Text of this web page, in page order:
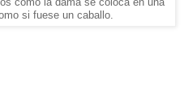
si fuese un caballo.